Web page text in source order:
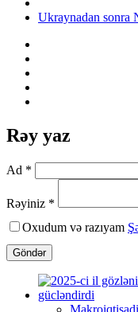
Ukraynadan sonra
Rəy yaz
Ad *
Rəyiniz *
Oxudum və razıyam
Göndər